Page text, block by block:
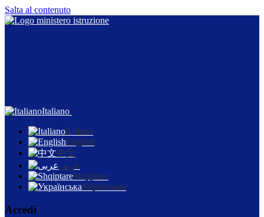
Salta al contenuto
Italiano
Italiano
English
中文
عربى
Shqiptare
Українська
Accedi